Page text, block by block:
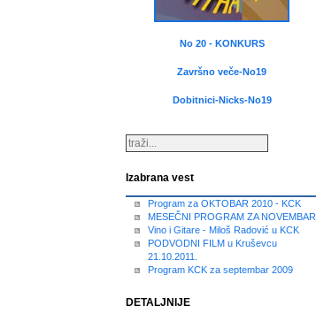
No 20 - KONKURS
Završno veče-No19
Dobitnici-Nicks-No19
Izabrana vest
Program za OKTOBAR 2010 - KCK
MESEČNI PROGRAM ZA NOVEMBAR
Vino i Gitare - Miloš Radović u KCK
PODVODNI FILM u Kruševcu
21.10.2011.
Program KCK za septembar 2009
DETALJNIJE